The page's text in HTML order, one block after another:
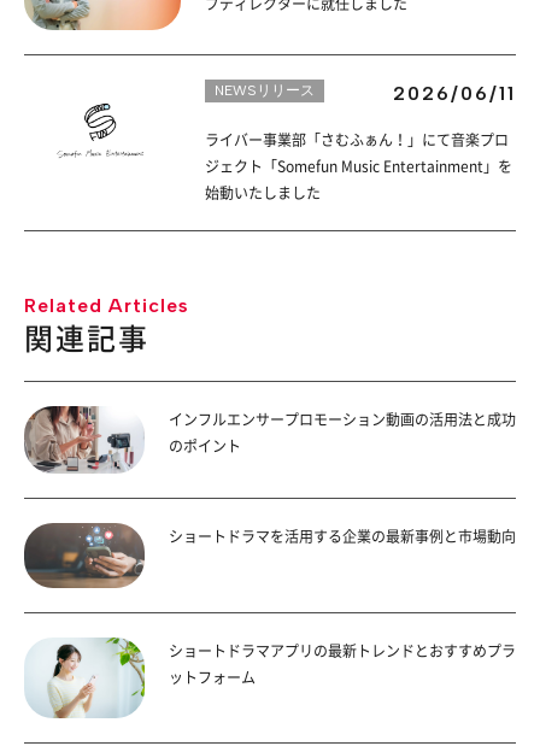
ブディレクターに就任しました
NEWSリリース 2026/06/11
ライバー事業部「さむふぁん！」にて音楽プロ
ジェクト「Somefun Music Entertainment」を
始動いたしました
Related Articles
関連記事
インフルエンサープロモーション動画の活用法と成功
のポイント
ショートドラマを活用する企業の最新事例と市場動向
ショートドラマアプリの最新トレンドとおすすめプラ
ットフォーム